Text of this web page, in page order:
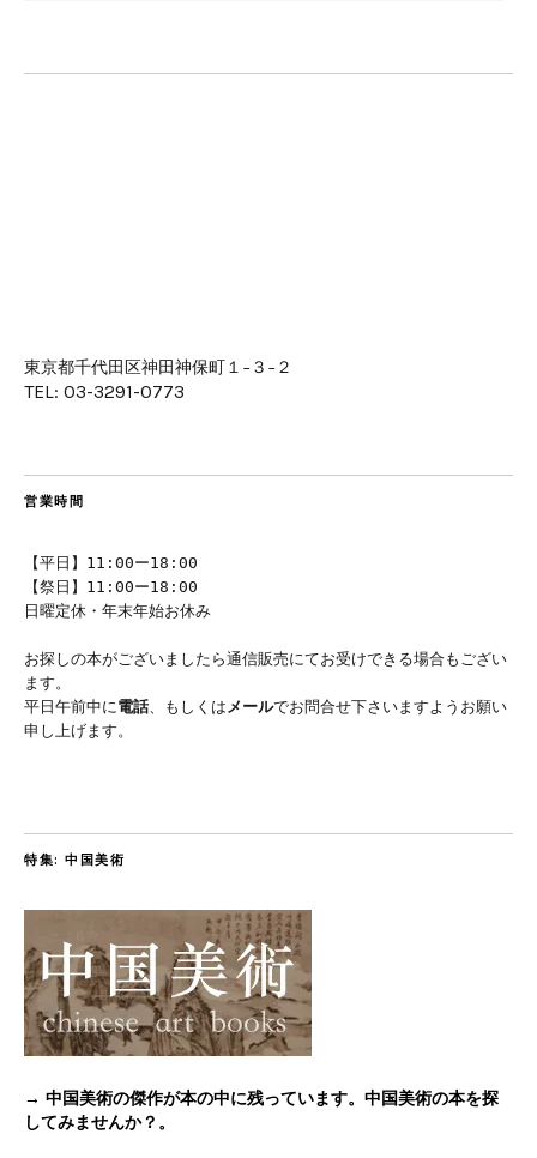
東京都千代田区神田神保町１−３−２
TEL: 03-3291-0773
営業時間
【平日】11:00ー18:00
【祭日】11:00ー18:00
日曜定休・年末年始お休み
お探しの本がございましたら通信販売にてお受けできる場合もござい
ます。
平日午前中に 電話 、もしくは メールでお問合せ下さいますようお願い
申し上げます。
特集: 中国美術
→ 中国美術の傑作が本の中に残っています。中国美術の本を探
してみませんか？。